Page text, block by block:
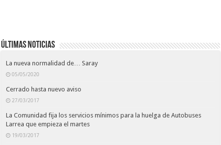
Últimas noticias
La nueva normalidad de… Saray
05/05/2020
Cerrado hasta nuevo aviso
27/03/2017
La Comunidad fija los servicios mínimos para la huelga de Autobuses
Larrea que empieza el martes
19/03/2017